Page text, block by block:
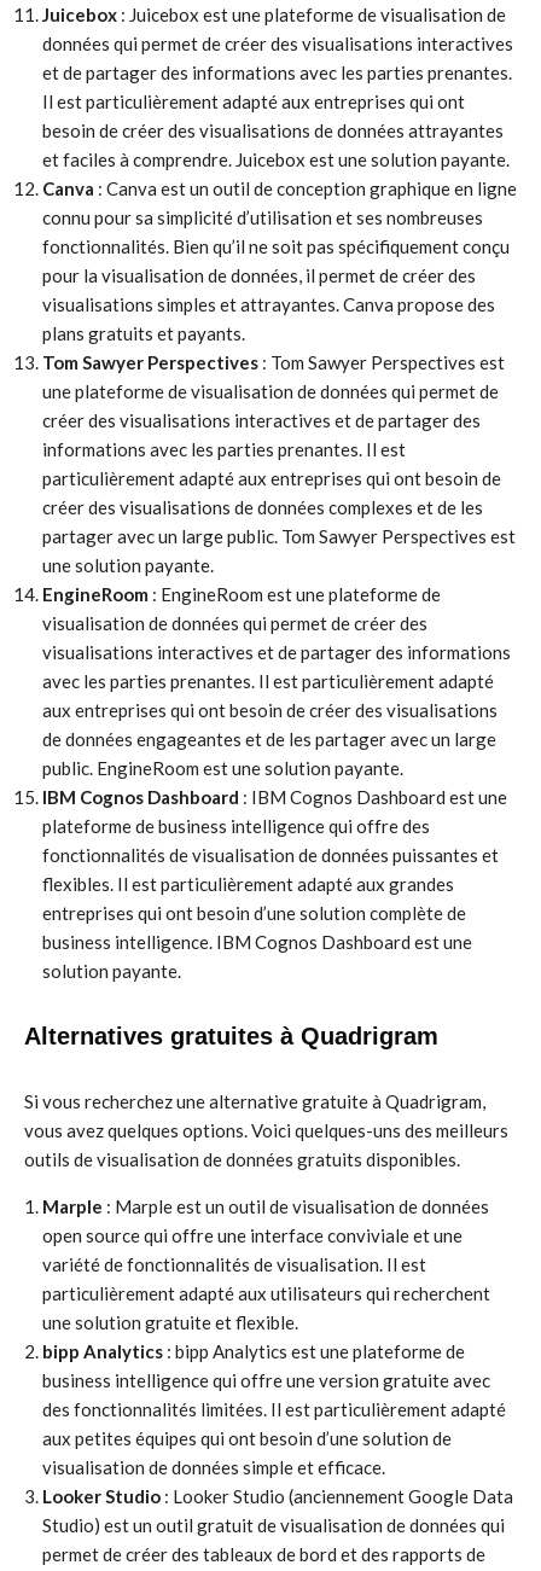
Juicebox : Juicebox est une plateforme de visualisation de
données qui permet de créer des visualisations interactives
et de partager des informations avec les parties prenantes.
Il est particulièrement adapté aux entreprises qui ont
besoin de créer des visualisations de données attrayantes
et faciles à comprendre. Juicebox est une solution payante.
Canva : Canva est un outil de conception graphique en ligne
connu pour sa simplicité d’utilisation et ses nombreuses
fonctionnalités. Bien qu’il ne soit pas spécifiquement conçu
pour la visualisation de données, il permet de créer des
visualisations simples et attrayantes. Canva propose des
plans gratuits et payants.
Tom Sawyer Perspectives : Tom Sawyer Perspectives est
une plateforme de visualisation de données qui permet de
créer des visualisations interactives et de partager des
informations avec les parties prenantes. Il est
particulièrement adapté aux entreprises qui ont besoin de
créer des visualisations de données complexes et de les
partager avec un large public. Tom Sawyer Perspectives est
une solution payante.
EngineRoom : EngineRoom est une plateforme de
visualisation de données qui permet de créer des
visualisations interactives et de partager des informations
avec les parties prenantes. Il est particulièrement adapté
aux entreprises qui ont besoin de créer des visualisations
de données engageantes et de les partager avec un large
public. EngineRoom est une solution payante.
IBM Cognos Dashboard : IBM Cognos Dashboard est une
plateforme de business intelligence qui offre des
fonctionnalités de visualisation de données puissantes et
flexibles. Il est particulièrement adapté aux grandes
entreprises qui ont besoin d’une solution complète de
business intelligence. IBM Cognos Dashboard est une
solution payante.
Alternatives gratuites à Quadrigram
Si vous recherchez une alternative gratuite à Quadrigram,
vous avez quelques options. Voici quelques-uns des meilleurs
outils de visualisation de données gratuits disponibles.
Marple : Marple est un outil de visualisation de données
open source qui offre une interface conviviale et une
variété de fonctionnalités de visualisation. Il est
particulièrement adapté aux utilisateurs qui recherchent
une solution gratuite et flexible.
bipp Analytics : bipp Analytics est une plateforme de
business intelligence qui offre une version gratuite avec
des fonctionnalités limitées. Il est particulièrement adapté
aux petites équipes qui ont besoin d’une solution de
visualisation de données simple et efficace.
Looker Studio : Looker Studio (anciennement Google Data
Studio) est un outil gratuit de visualisation de données qui
permet de créer des tableaux de bord et des rapports de